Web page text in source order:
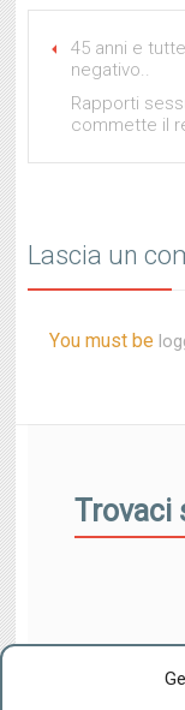
45 anni e
negativo..
Rapporti
commette il
Lascia un
You must be
Trovaci